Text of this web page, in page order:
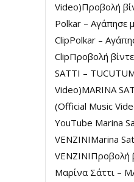
Video)Προβολή
Polkar – Αγάπησε
ClipPolkar –
ClipΠροβολή
SATTI –
Video)MARINA
(Official Music
YouTube Marina
VENZINIMarina
VENZINIΠροβολή
Μαρίνα Σάττι –